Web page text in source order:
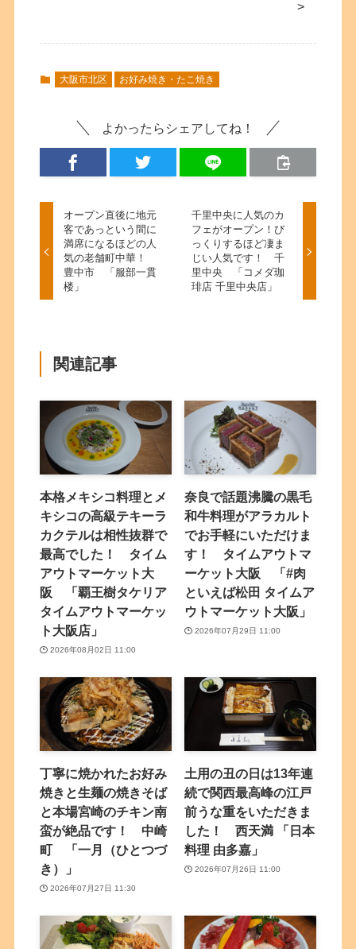
>
大阪市北区 お好み焼き・たこ焼き
よかったらシェアしてね！
オープン直後に地元
客であっという間に
満席になるほどの人
気の老舗町中華！
豊中市 「服部一貫
楼」
千里中央に人気のカ
フェがオープン！び
っくりするほど凄ま
じい人気です！ 千
里中央 「コメダ珈
琲店 千里中央店」
関連記事
本格メキシコ料理とメ
キシコの高級テキーラ
カクテルは相性抜群で
最高でした！ タイム
アウトマーケット大
阪 「覇王樹タケリア
タイムアウトマーケッ
ト大阪店」
2026年08月02日 11:00
奈良で話題沸騰の黒毛
和牛料理がアラカルト
でお手軽にいただけま
す！ タイムアウトマ
ーケット大阪 「#肉
といえば松田 タイムア
ウトマーケット大阪」
2026年07月29日 11:00
丁寧に焼かれたお好み
焼きと生麺の焼きそば
と本場宮崎のチキン南
蛮が絶品です！ 中崎
町 「一月（ひとつづ
き）」
2026年07月27日 11:30
土用の丑の日は13年連
続で関西最高峰の江戸
前うな重をいただきま
した！ 西天満 「日本
料理 由多嘉」
2026年07月26日 11:00